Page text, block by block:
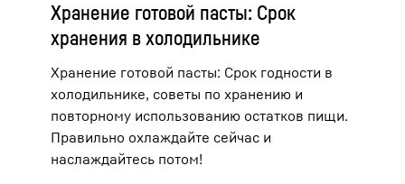
Хранение готовой пасты: Срок
хранения в холодильнике
Хранение готовой пасты: Срок годности в
холодильнике, советы по хранению и
повторному использованию остатков пищи.
Правильно охлаждайте сейчас и
наслаждайтесь потом!